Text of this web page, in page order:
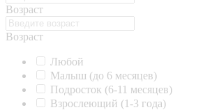
Возраст
Возраст
Любой
Малыш (до 6 месяцев)
Подросток (6-11 месяцев)
Взрослеющий (1-3 года)